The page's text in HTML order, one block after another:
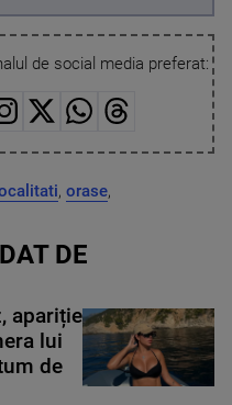
de social media preferat:
, orase,
DE
apariție
lui
de